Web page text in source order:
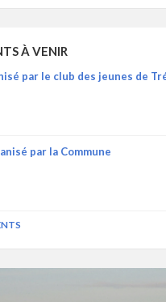
À VENIR
par le club des jeunes de
par la Commune